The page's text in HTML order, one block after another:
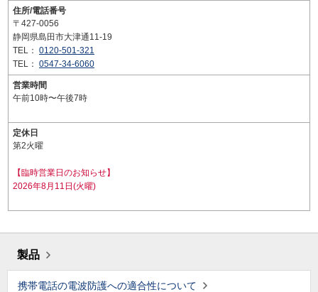
住所/電話番号
〒427-0056
静岡県島田市大津通11-19
TEL： 0120-501-321
TEL： 0547-34-6060
営業時間
午前10時〜午後7時
定休日
第2火曜
【臨時営業日のお知らせ】
2026年8月11日(火曜)
製品
携帯電話の電波防護への適合性について